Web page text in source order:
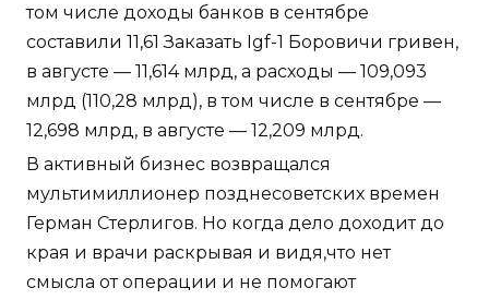
том числе доходы банков в сентябре
составили 11,61 Заказать Igf-1 Боровичи гривен,
в августе — 11,614 млрд, а расходы — 109,093
млрд (110,28 млрд), в том числе в сентябре —
12,698 млрд, в августе — 12,209 млрд.
В активный бизнес возвращался
мультимиллионер позднесоветских времен
Герман Стерлигов. Но когда дело доходит до
края и врачи раскрывая и видя,что нет
смысла от операции и не помогают